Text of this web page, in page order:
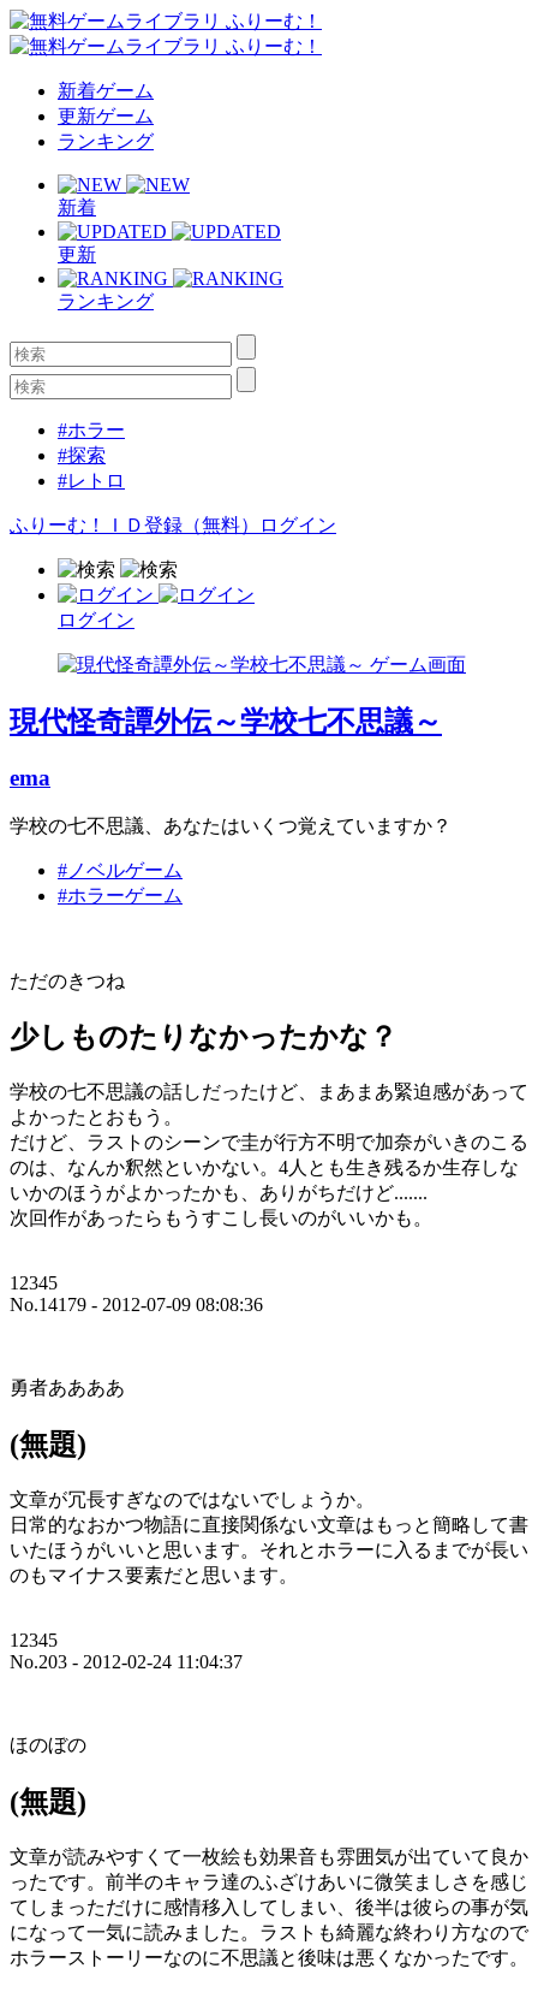
新着ゲーム
更新ゲーム
ランキング
新着
更新
ランキング
#ホラー
#探索
#レトロ
ふりーむ！ＩＤ登録（無料） ログイン
ログイン
現代怪奇譚外伝～学校七不思議～
ema
学校の七不思議、あなたはいくつ覚えていますか？
#ノベルゲーム
#ホラーゲーム
ただのきつね
少しものたりなかったかな？
学校の七不思議の話しだったけど、まあまあ緊迫感があって
よかったとおもう。
だけど、ラストのシーンで圭が行方不明で加奈がいきのこる
のは、なんか釈然といかない。4人とも生き残るか生存しな
いかのほうがよかったかも、ありがちだけど.......
次回作があったらもうすこし長いのがいいかも。
12345
No.14179 - 2012-07-09 08:08:36
勇者ああああ
(無題)
文章が冗長すぎなのではないでしょうか。
日常的なおかつ物語に直接関係ない文章はもっと簡略して書
いたほうがいいと思います。それとホラーに入るまでが長い
のもマイナス要素だと思います。
12345
No.203 - 2012-02-24 11:04:37
ほのぼの
(無題)
文章が読みやすくて一枚絵も効果音も雰囲気が出ていて良か
ったです。前半のキャラ達のふざけあいに微笑ましさを感じ
てしまっただけに感情移入してしまい、後半は彼らの事が気
になって一気に読みました。ラストも綺麗な終わり方なので
ホラーストーリーなのに不思議と後味は悪くなかったです。